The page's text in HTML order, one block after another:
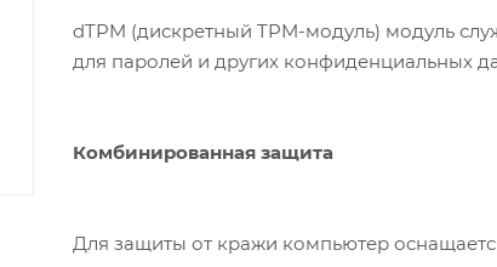
dTPM (дискретный TPM-модуль) модуль
для паролей и других конфиденциальных
Комбинированная защита
Для защиты от кражи компьютер